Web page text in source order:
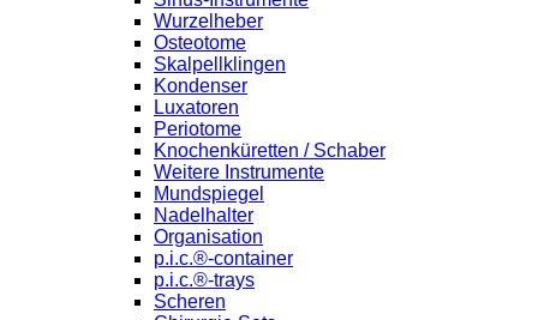
Wurzelheber
Osteotome
Skalpellklingen
Kondenser
Luxatoren
Periotome
Knochenküretten / Schaber
Weitere Instrumente
Mundspiegel
Nadelhalter
Organisation
p.i.c.®-container
p.i.c.®-trays
Scheren